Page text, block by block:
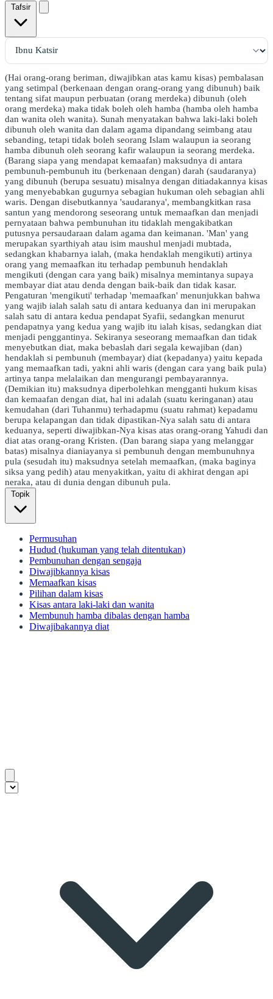
Tafsir
(Hai orang-orang beriman, diwajibkan atas kamu kisas) pembalasan
yang setimpal (berkenaan dengan orang-orang yang dibunuh) baik
tentang sifat maupun perbuatan (orang merdeka) dibunuh (oleh
orang merdeka) maka tidak boleh oleh hamba (hamba oleh hamba
dan wanita oleh wanita). Sunah menyatakan bahwa laki-laki boleh
dibunuh oleh wanita dan dalam agama dipandang seimbang atau
sebanding, tetapi tidak boleh seorang Islam walaupun ia seorang
hamba dibunuh oleh seorang kafir walaupun ia seorang merdeka.
(Barang siapa yang mendapat kemaafan) maksudnya di antara
pembunuh-pembunuh itu (berkenaan dengan) darah (saudaranya)
yang dibunuh (berupa sesuatu) misalnya dengan ditiadakannya kisas
yang menyebabkan gugurnya sebagian hukuman oleh sebagian ahli
waris. Dengan disebutkannya 'saudaranya', membangkitkan rasa
santun yang mendorong seseorang untuk memaafkan dan menjadi
pernyataan bahwa pembunuhan itu tidaklah mengakibatkan
putusnya persaudaraan dalam agama dan keimanan. 'Man' yang
merupakan syarthiyah atau isim maushul menjadi mubtada,
sedangkan khabarnya ialah, (maka hendaklah mengikuti) artinya
orang yang memaafkan itu terhadap pembunuh hendaklah
mengikuti (dengan cara yang baik) misalnya memintanya supaya
membayar diat atau denda dengan baik-baik dan tidak kasar.
Pengaturan 'mengikuti' terhadap 'memaafkan' menunjukkan bahwa
yang wajib ialah salah satu di antara keduanya dan ini merupakan
salah satu di antara kedua pendapat Syafii, sedangkan menurut
pendapatnya yang kedua yang wajib itu ialah kisas, sedangkan diat
menjadi penggantinya. Sekiranya seseorang memaafkan dan tidak
menyebutkan diat, maka bebaslah dari segala kewajiban (dan)
hendaklah si pembunuh (membayar) diat (kepadanya) yaitu kepada
yang memaafkan tadi, yakni ahli waris (dengan cara yang baik pula)
artinya tanpa melalaikan dan mengurangi pembayarannya.
(Demikian itu) maksudnya diperbolehkan mengganti hukum kisas
dan kemaafan dengan diat, hal ini adalah (suatu keringanan) atau
kemudahan (dari Tuhanmu) terhadapmu (suatu rahmat) kepadamu
berupa kelapangan dan tidak dipastikan-Nya salah satu di antara
keduanya, seperti diwajibkan-Nya kisas atas orang-orang Yahudi dan
diat atas orang-orang Kristen. (Dan barang siapa yang melanggar
batas) misalnya dianiayanya si pembunuh dengan membunuhnya
pula (sesudah itu) maksudnya setelah memaafkan, (maka baginya
siksa yang pedih) atau menyakitkan, yaitu di akhirat dengan api
neraka, atau di dunia dengan dibunuh pula.
Topik
Permusuhan
Hudud (hukuman yang telah ditentukan)
Pembunuhan dengan sengaja
Diwajibkannya kisas
Memaafkan kisas
Pilihan dalam kisas
Kisas antara laki-laki dan wanita
Membunuh hamba dibalas dengan hamba
Diwajibakannya diat